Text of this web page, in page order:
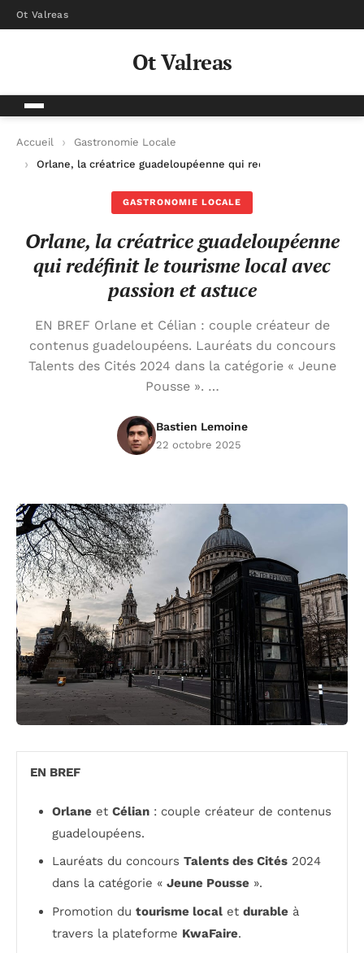
Ot Valreas
Ot Valreas
Accueil
Gastronomie Locale
Orlane, la créatrice guadeloupéenne qui redéfinit le tourisme
GASTRONOMIE LOCALE
Orlane, la créatrice guadeloupéenne
qui redéfinit le tourisme local avec
passion et astuce
EN BREF Orlane et Célian : couple créateur de
contenus guadeloupéens. Lauréats du concours
Talents des Cités 2024 dans la catégorie « Jeune
Pousse ». …
Bastien Lemoine
22 octobre 2025
EN BREF
Orlane et Célian : couple créateur de contenus
guadeloupéens.
Lauréats du concours Talents des Cités 2024
dans la catégorie « Jeune Pousse ».
Promotion du tourisme local et durable à
travers la plateforme KwaFaire.